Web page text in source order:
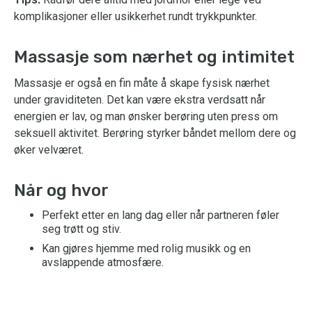
komplikasjoner eller usikkerhet rundt trykkpunkter.
Massasje som nærhet og intimitet
Massasje er også en fin måte å skape fysisk nærhet
under graviditeten. Det kan være ekstra verdsatt når
energien er lav, og man ønsker berøring uten press om
seksuell aktivitet. Berøring styrker båndet mellom dere og
øker velværet.
Når og hvor
Perfekt etter en lang dag eller når partneren føler
seg trøtt og stiv.
Kan gjøres hjemme med rolig musikk og en
avslappende atmosfære.